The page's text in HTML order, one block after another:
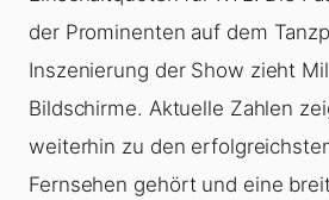
der Prominenten auf dem
Inszenierung der Show zieht
Bildschirme. Aktuelle Zahlen
weiterhin zu den
Fernsehen gehört und eine